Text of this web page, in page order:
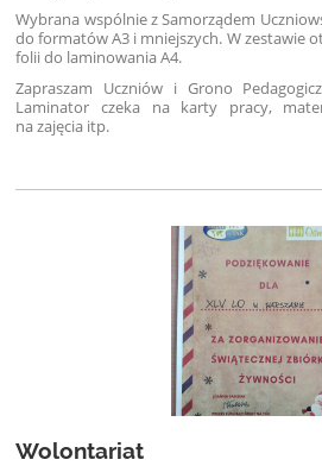
Wybrana wspólnie z Samorządem
do formatów A3 i mniejszych. W zestawie
folii do laminowania A4.
Zapraszam Uczniów i Grono
Laminator czeka na karty pracy,
na zajęcia itp.
Wolontariat